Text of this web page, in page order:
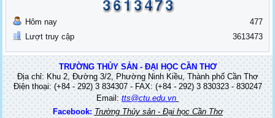
Hôm nay
Lượt truy cập
477
3613473
TRƯỜNG THỦY SẢN - ĐẠI HỌC CẦN THƠ
Địa chỉ: Khu 2, Đường 3/2, Phường Ninh Kiều, Thành phố Cần Thơ
Điện thoại: (+84 - 292) 3 834307 - FAX: (+84 - 292) 3 830323 - 830247
Email: tts@ctu.edu.vn
Facebook: Trường Thủy sản - Đại học Cần Thơ